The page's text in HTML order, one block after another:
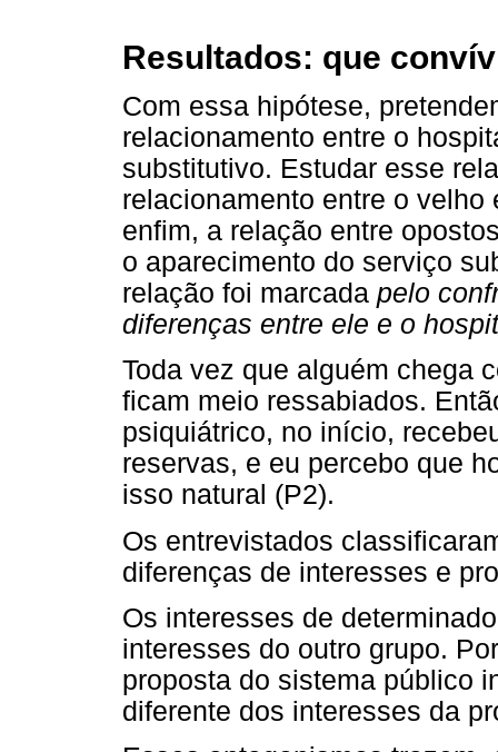
Resultados: que
Com essa hipótese,
relacionamento entre o
substitutivo. Estudar esse
relacionamento entre o
enfim, a relação entre
o aparecimento do serviço
relação foi marcada pelo
diferenças entre ele e o
Toda vez que alguém chega
ficam meio ressabiados.
psiquiátrico, no início,
reservas, e eu percebo que
isso natural (P2).
Os entrevistados
diferenças de interesses e
Os interesses de
interesses do outro grupo.
proposta do sistema público
diferente dos interesses da